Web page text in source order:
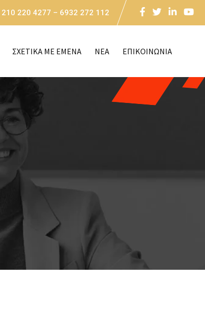
210 220 4277 – 6932 272 112
ΣΧΕΤΙΚΑ ΜΕ ΕΜΕΝΑ NEA ΕΠΙΚΟΙΝΩΝΙΑ